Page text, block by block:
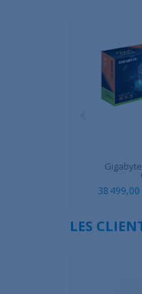
38
LES